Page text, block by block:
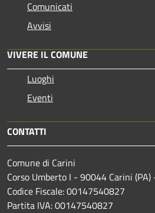
Comunicati
Avvisi
VIVERE IL COMUNE
Luoghi
Eventi
CONTATTI
Comune di Carini
Corso Umberto I - 90044 Carini
Codice Fiscale: 00147540827
Partita IVA: 00147540827